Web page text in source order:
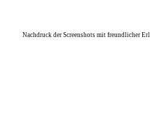
Nachdruck der Screenshots mit freundlicher